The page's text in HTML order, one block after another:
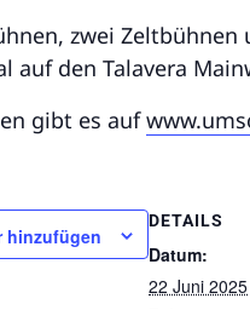
zwei
auf den Talavera
gibt es auf
hinzufügen
DETAILS
Datum:
22 Juni 2025